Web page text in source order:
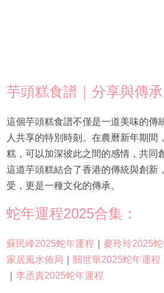
芋頭糕食譜｜分享與傳承
這個芋頭糕食譜不僅是一道美味的傳
人共享的特別時刻。在農曆新年期間
糕，可以加深彼此之間的感情，共同
這道芋頭糕結合了香港的傳統與創新
受，更是一種文化的傳承。
蛇年運程2025合集：
蘇民峰2025蛇年運程 麥玲玲2025
家居風水佈局
關世華2025蛇年運程
李丞責2025蛇年運程